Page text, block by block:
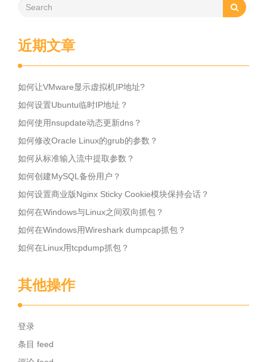
近期文章
如何让VMware显示虚拟机IP地址?
如何设置Ubuntu临时IP地址？
如何使用nsupdate动态更新dns？
如何修改Oracle Linux的grub的参数？
如何从标准输入流中提取参数？
如何创建MySQL备份用户？
如何设置商业版Nginx Sticky Cookie模块保持会话？
如何在Windows与Linux之间双向抓包？
如何在Windows用Wireshark dumpcap抓包？
如何在Linux用tcpdump抓包？
其他操作
登录
条目 feed